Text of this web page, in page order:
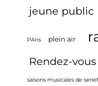
jeune public
PAris plein air
Rendez-
saisons musicales de